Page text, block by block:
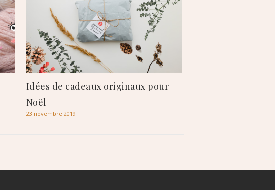
Idées de cadeaux originaux pour
Noël
23 novembre 2019